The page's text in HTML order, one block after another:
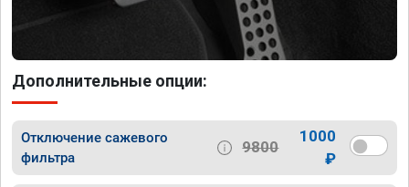
Дополнительные опции:
Отключение сажевого
фильтра
9800
1000
₽